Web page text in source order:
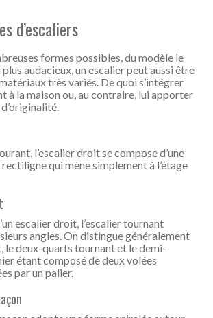
d’escaliers
formes possibles, du modèle le
audacieux, un escalier peut aussi être
très variés. De quoi s’intégrer
à la maison ou, au contraire, lui apporter
l’escalier droit se compose d’une
qui mène simplement à l’étage
escalier droit, l’escalier tournant
angles. On distingue généralement
le deux-quarts tournant et le demi-
étant composé de deux volées
par un palier.